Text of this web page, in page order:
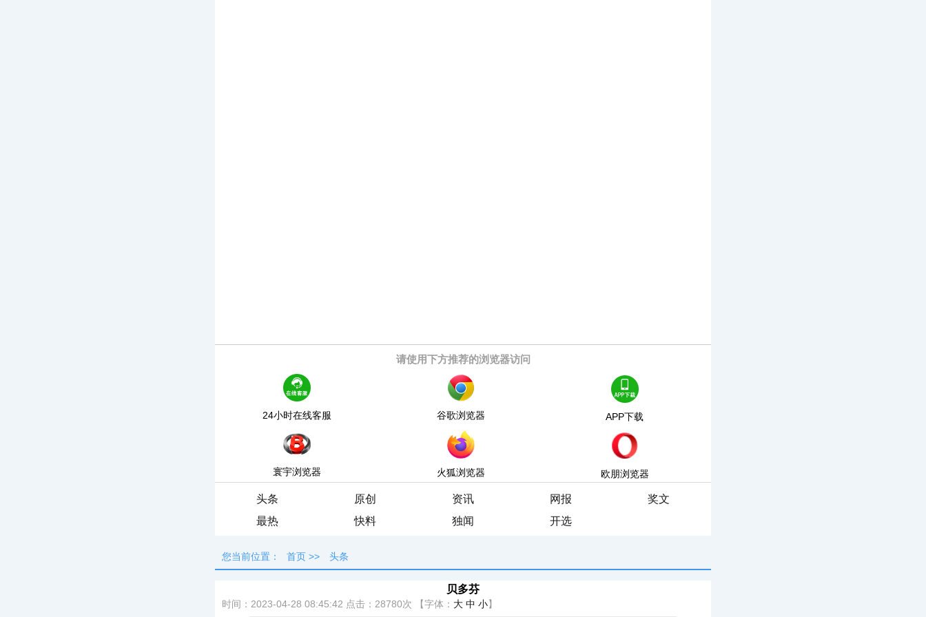
请使用下方推荐的浏览器访问
24小时在线客服 谷歌浏览器 APP下载
寰宇浏览器 火狐浏览器 欧朋浏览器
头条 原创 资讯 网报
奖文
最热
快料 独闻 开选
您当前位置： 首页 >> 头条
贝多芬
时间：2023-04-28 08:45:42 点击： 28780次 【字体： 大 中 小】